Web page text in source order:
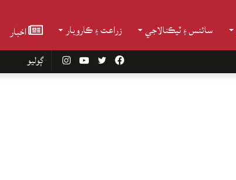
سائنس ۽ ٽيڪنالاجي زراعت ۽ ڪاروبار اخبار
InstagramYouTube Twitter
Facebook